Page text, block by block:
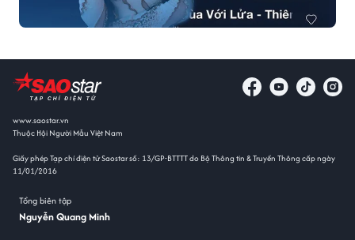
www.saostar.vn
Thuộc Hội Người Mẫu Việt Nam
Giấy phép Tạp chí điện tử Saostar số: 13/GP-BTTTT do Bộ Thông tin & Truyền Thông cấp ngày
11/01/2016
Tổng biên tập
Nguyễn Quang Minh